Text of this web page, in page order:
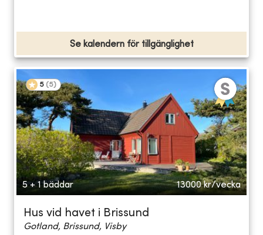
Se kalendern för tillgänglighet
5 (5)
5 + 1 bäddar 13000 kr/vecka
Hus vid havet i Brissund
Gotland, Brissund, Visby